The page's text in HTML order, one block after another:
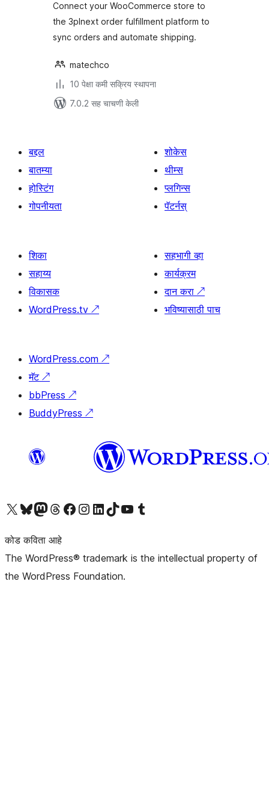
Connect your WooCommerce store to
the 3plnext order fulfillment platform to
sync orders and automate shipping.
matechco
10 पेक्षा कमी सक्रिय स्थापना
7.0.2 सह चाचणी केली
बद्दल
बातम्या
होस्टिंग
गोपनीयता
शोकेस
थीम्स
प्लगिन्स
पॅटर्नस्
शिका
सहाय्य
विकासक
WordPress.tv ↗
सहभागी व्हा
कार्यक्रम
दान करा ↗
भविष्यासाठी पाच
WordPress.com ↗
मॅट ↗
bbPress ↗
BuddyPress ↗
आमच्या X (एक्स) (पूर्वीचे ट्विटर) खात्याला भेट द्या आमच्या ब्लूस्की खात्याला भेट द्या.आमच्या Mastodon खात्याला भेट द्या.आमच्या थ्रेड्स खात्याला भेट द्या. आमच्या फेसबुक पेजला भेट द्या आमच्या इंस्टाग्राम खात्याला भेट द्या आमच्या लिंक्डइन खात्याला भेट द्या आमच्या टिकटॉक अकाउंटला भेट द्या.आमच्या यूट्यूब चॅनेलला भेट द्या आमच्या टंबलर खात्याला भेट द्या.
कोड कविता आहे
The WordPress® trademark is the intellectual property of
the WordPress Foundation.